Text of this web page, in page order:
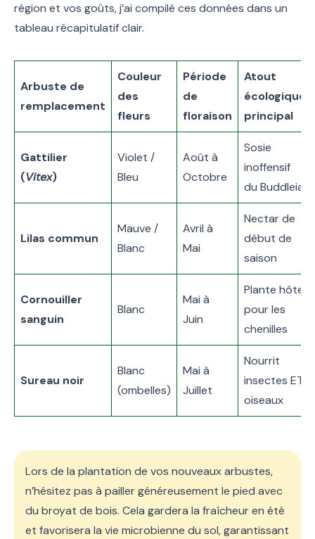
région et vos goûts, j’ai compilé ces données dans un
tableau récapitulatif clair.
Arbuste de
remplacement
Couleur
des
fleurs
Période
de
floraison
Atout
écologique
principal
Gattilier
(Vitex)
Violet /
Bleu
Août à
Octobre
Sosie
inoffensif
du Buddleia
Lilas commun
Mauve /
Blanc
Avril à
Mai
Nectar de
début de
saison
Cornouiller
sanguin
Blanc
Mai à
Juin
Plante hôte
pour les
chenilles
Sureau noir
Blanc
(ombelles)
Mai à
Juillet
Nourrit
insectes ET
oiseaux
Lors de la plantation de vos nouveaux arbustes,
n’hésitez pas à pailler généreusement le pied avec
du broyat de bois. Cela gardera la fraîcheur en été
et favorisera la vie microbienne du sol, garantissant